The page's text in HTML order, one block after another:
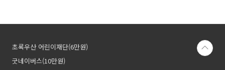
초록우산 어린이재단(6만원)
굿네이버스(10만원)